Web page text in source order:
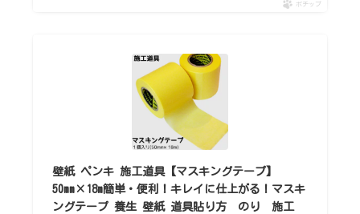
ポチップ
壁紙 ペンキ 施工道具【マスキングテープ】
50mm×18m簡単・便利！キレイに仕上がる！マスキ
ングテープ 養生 壁紙 道具貼り方 のり 施工